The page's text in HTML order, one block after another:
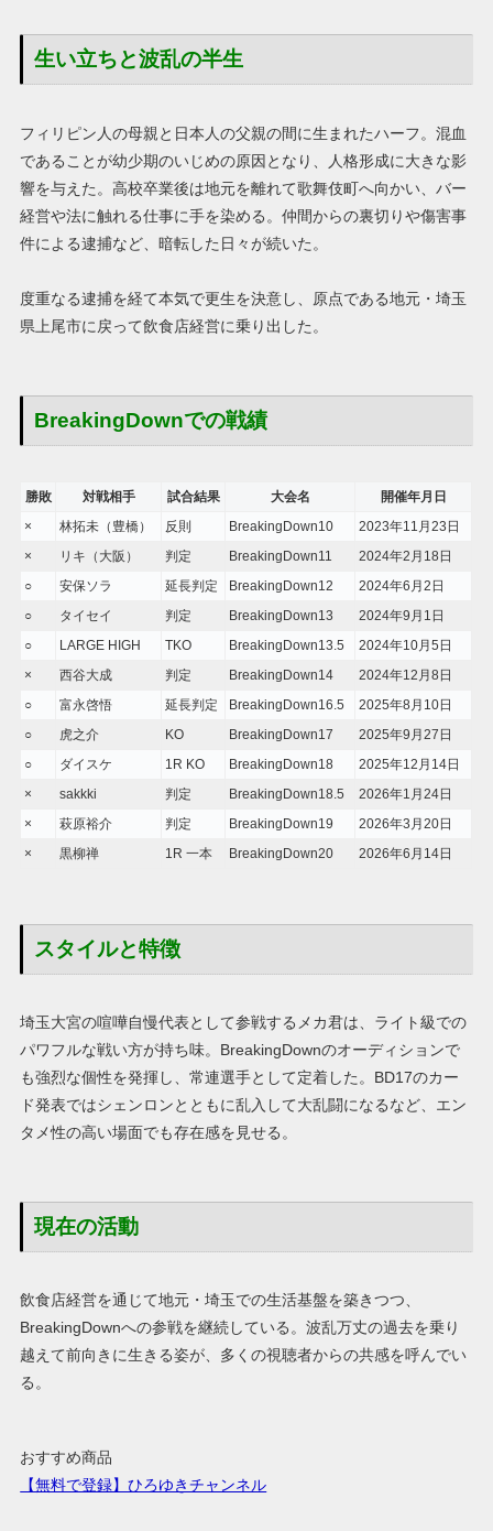
生い立ちと波乱の半生
フィリピン人の母親と日本人の父親の間に生まれたハーフ。混血
であることが幼少期のいじめの原因となり、人格形成に大きな影
響を与えた。高校卒業後は地元を離れて歌舞伎町へ向かい、バー
経営や法に触れる仕事に手を染める。仲間からの裏切りや傷害事
件による逮捕など、暗転した日々が続いた。
度重なる逮捕を経て本気で更生を決意し、原点である地元・埼玉
県上尾市に戻って飲食店経営に乗り出した。
BreakingDownでの戦績
勝敗 対戦相手 試合結果 大会名 開催年月日
× 林拓未（豊橋） 反則 BreakingDown10 2023年11月23日
× リキ（大阪） 判定 BreakingDown11 2024年2月18日
○ 安保ソラ 延長判定 BreakingDown12 2024年6月2日
○ タイセイ 判定 BreakingDown13 2024年9月1日
○ LARGE HIGH TKO BreakingDown13.5 2024年10月5日
× 西谷大成 判定 BreakingDown14 2024年12月8日
○ 富永啓悟 延長判定 BreakingDown16.5 2025年8月10日
○ 虎之介 KO BreakingDown17 2025年9月27日
○ ダイスケ 1R KO BreakingDown18 2025年12月14日
× sakkki 判定 BreakingDown18.5 2026年1月24日
× 萩原裕介 判定 BreakingDown19 2026年3月20日
× 黒柳禅 1R 一本 BreakingDown20 2026年6月14日
スタイルと特徴
埼玉大宮の喧嘩自慢代表として参戦するメカ君は、ライト級での
パワフルな戦い方が持ち味。BreakingDownのオーディションで
も強烈な個性を発揮し、常連選手として定着した。BD17のカー
ド発表ではシェンロンとともに乱入して大乱闘になるなど、エン
タメ性の高い場面でも存在感を見せる。
現在の活動
飲食店経営を通じて地元・埼玉での生活基盤を築きつつ、
BreakingDownへの参戦を継続している。波乱万丈の過去を乗り
越えて前向きに生きる姿が、多くの視聴者からの共感を呼んでい
る。
おすすめ商品
【無料で登録】ひろゆきチャンネル